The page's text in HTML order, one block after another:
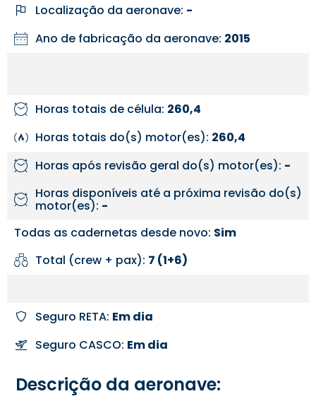
Localização da aeronave: -
Ano de fabricação da aeronave: 2015
Horas totais de célula: 260,4
Horas totais do(s) motor(es): 260,4
Horas após revisão geral do(s) motor(es): -
Horas disponíveis até a próxima revisão do(s)
motor(es): -
Todas as cadernetas desde novo: Sim
Total (crew + pax): 7 (1+6)
Seguro RETA: Em dia
Seguro CASCO: Em dia
Descrição da aeronave: